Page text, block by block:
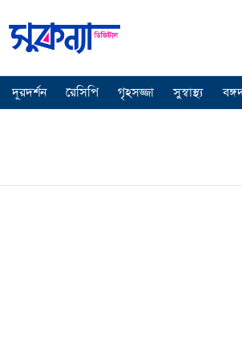
দূরদর্শন রেসিপি গৃহসজ্জা সুস্বাস্থ্য